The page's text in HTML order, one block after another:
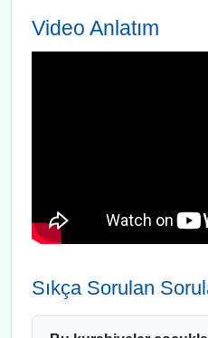
Video Anlatım
Sıkça Sorulan